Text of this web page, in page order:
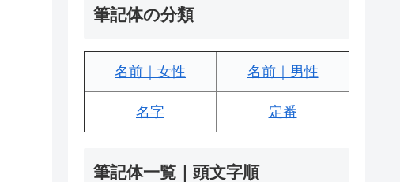
筆記体の分類
名前｜女性 名前｜男性
名字 定番
筆記体一覧｜頭文字順